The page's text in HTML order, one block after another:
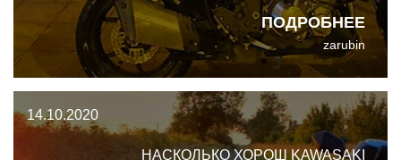
ПОДРОБНЕЕ
больше, да случился ковид, так
что пару весенних дальняков я
упустил. Но побывали мы с ним
в самых разных ситуациях: от
прекрасной погоды в дальняке с
моей прекрасной спутницей, и до
300
zarubin
14.10.2020
НАСКОЛЬКО ХОРОШ KAWASAKI